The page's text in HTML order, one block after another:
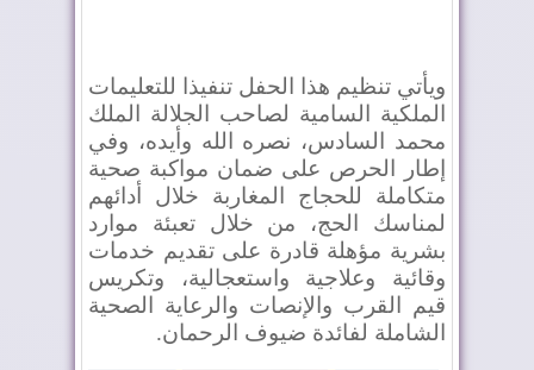
ويأتي تنظيم هذا
الحفل تنفيذا للتعليمات
الملكية السامية لصاحب الجلالة الملك
محمد السادس، نصره الله وأيده، وفي
إطار الحرص على ضمان مواكبة صحية
متكاملة للحجاج المغاربة خلال أدائهم
لمناسك الحج، من خلال تعبئة موارد
بشرية مؤهلة قادرة على تقديم خدمات
وقائية وعلاجية واستعجالية، وتكريس
قيم القرب والإنصات والرعاية الصحية
الشاملة لفائدة ضيوف الرحمان.